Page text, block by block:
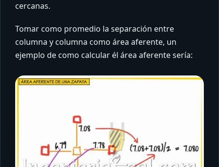
cercanas.
Tomar como promedio la separación entre
columna y columna como área aferente, un
ejemplo de como calcular él área aferente sería: